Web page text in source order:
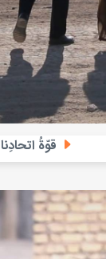
قوّةُ اتحادِنا